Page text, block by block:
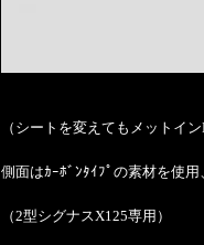
（シートを変えてもメットイ
側面はｶｰﾎﾞﾝﾀｲﾌﾟの素材を使
（2型シグナスX125専用）